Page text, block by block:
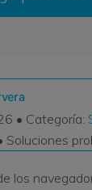
Pruébalo
FUNCIONES
• Categoría:
Soluciones
los